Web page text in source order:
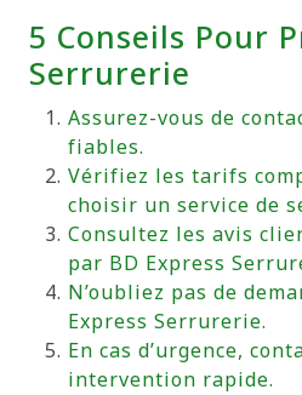
5 Conseils Pour
Serrurerie
Assurez-vous de
fiables.
Vérifiez les tarifs
choisir un service de
Consultez les avis
par BD Express
N’oubliez pas de
Express Serrurerie.
En cas d’urgence,
intervention rapide.